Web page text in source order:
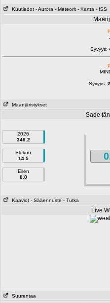
Kuutiedot - Aurora - Meteorit - Kartta - ISS
Syvyys:
Syvyys:
Maanjäristykset
Sade
2026
349.2
Elokuu
14.5
Eilen
0.0
Kaaviot - Sääennuste - Tutka
Live
Suurentaa